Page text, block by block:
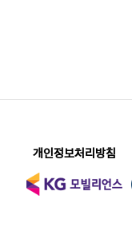
개인정보처리방침